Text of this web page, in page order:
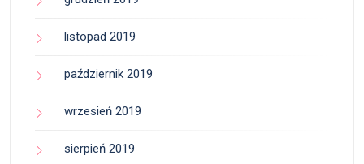
listopad 2019
październik 2019
wrzesień 2019
sierpień 2019